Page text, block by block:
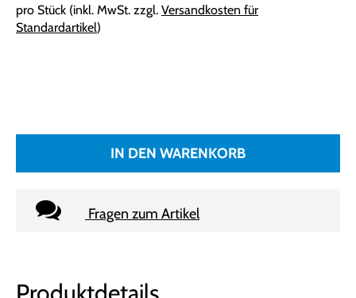
pro Stück (inkl. MwSt. zzgl. Versandkosten für
Standardartikel)
IN DEN WARENKORB
Fragen zum Artikel